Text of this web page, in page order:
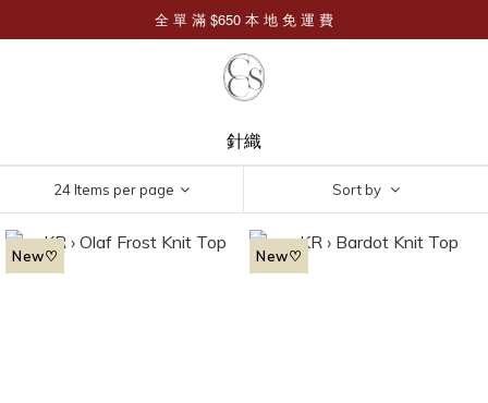
針織
24 Items per page Sort by
New♡ New♡